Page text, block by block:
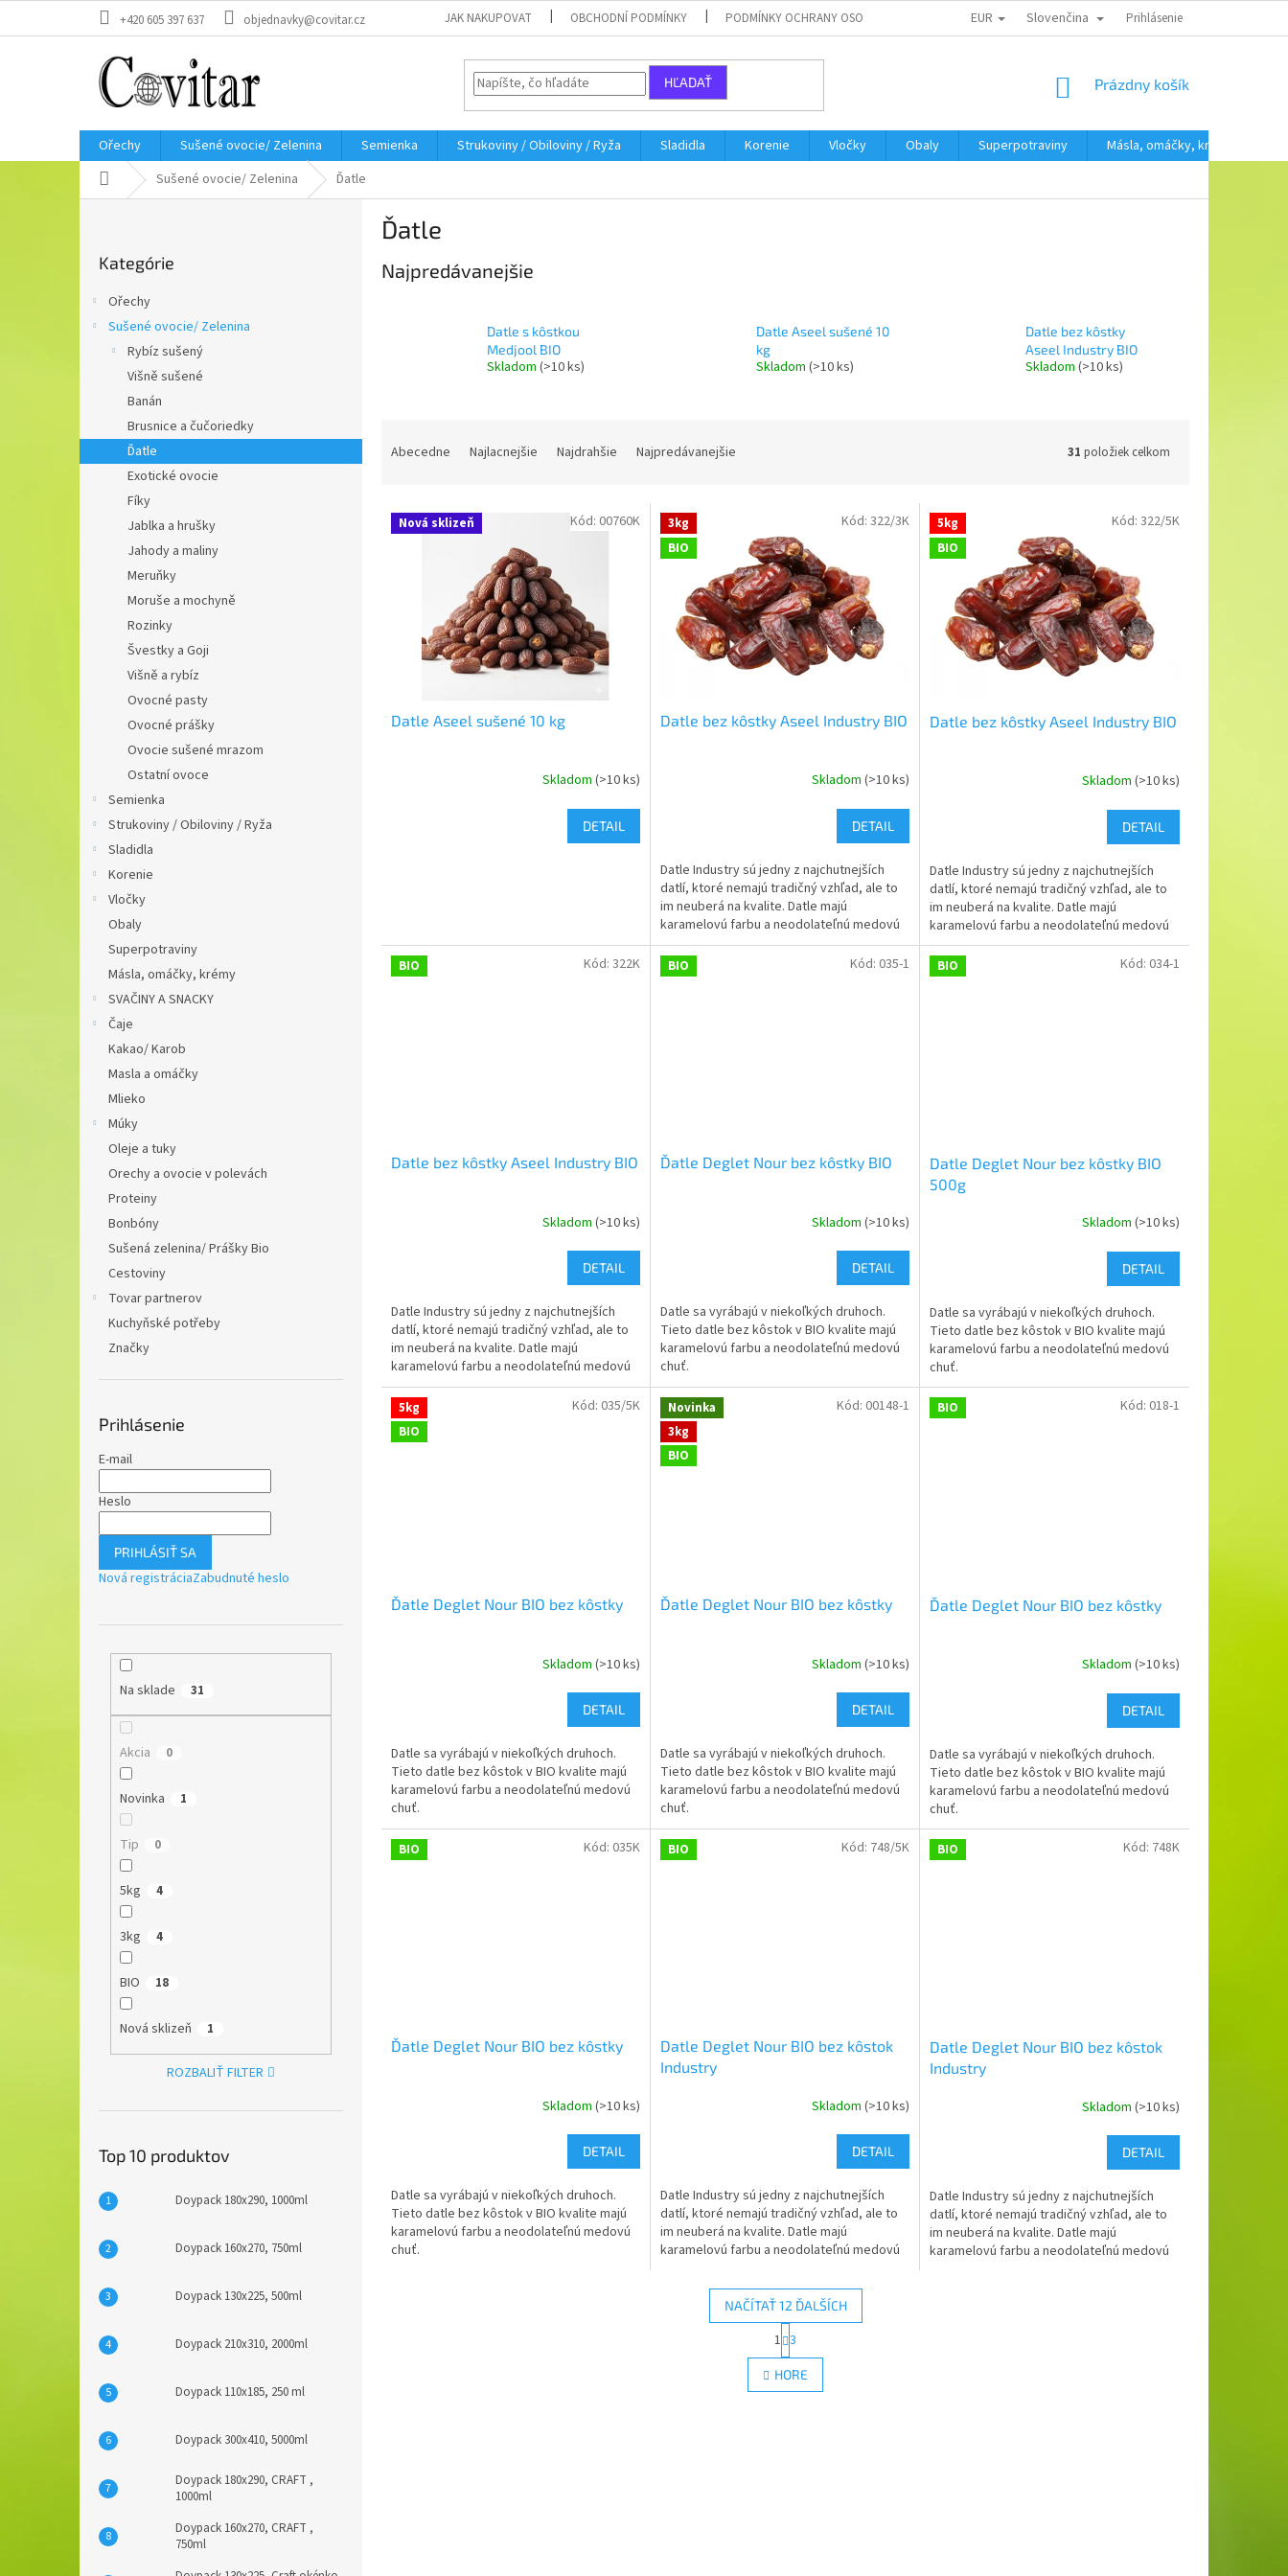
+420 605 397 637 objednavky@covitar.cz JAK NAKUPOVAT OBCHODNÍ PODMÍNKY PODMÍNKY OCHRANY OSOBNÍCH ÚDAJŮ EUR Slovenčina Prihlásenie
HĽADAŤ
NÁKUPNÝ
Prázdny košík
Ořechy Sušené ovocie/ Zelenina Semienka Strukoviny / Obiloviny / Ryža Sladidla Korenie Vločky Obaly Superpotraviny Másla, omáčky, krémy
DomovSušené ovocie/ Zelenina Ďatle
kategórie
Kategórie
Ořechy
Sušené ovocie/ Zelenina
Rybíz sušený
Višně sušené
Banán
Brusnice a čučoriedky
Ďatle
Exotické ovocie
Fíky
Jablka a hrušky
Jahody a maliny
Meruňky
Moruše a mochyně
Rozinky
Švestky a Goji
Višně a rybíz
Ovocné pasty
Ovocné prášky
Ovocie sušené mrazom
Ostatní ovoce
Semienka
Strukoviny / Obiloviny / Ryža
Sladidla
Korenie
Vločky
Obaly
Superpotraviny
Másla, omáčky, krémy
SVAČINY A SNACKY
Čaje
Kakao/ Karob
Masla a omáčky
Mlieko
Múky
Oleje a tuky
Orechy a ovocie v polevách
Proteiny
Bonbóny
Sušená zelenina/ Prášky Bio
Cestoviny
Tovar partnerov
Kuchyňské potřeby
Značky
Prihlásenie
E-mail
Heslo
PRIHLÁSIŤ SA
Nová registráciaZabudnuté heslo
Na sklade 31
Akcia 0
Novinka 1
Tip 0
5kg 4
3kg 4
BIO 18
Nová sklizeň 1
ROZBALIŤ FILTER
Top 10 produktov
Doypack 180x290, 1000ml
Doypack 160x270, 750ml
Doypack 130x225, 500ml
Doypack 210x310, 2000ml
Doypack 110x185, 250 ml
Doypack 300x410, 5000ml
Doypack 180x290, CRAFT ,
1000ml
Doypack 160x270, CRAFT ,
750ml
Ďatle
Najpredávanejšie
Datle s kôstkou
Medjool BIO
Skladom (>10 ks)
Datle Aseel sušené 10
kg
Skladom (>10 ks)
Datle bez kôstky
Aseel Industry BIO
Skladom (>10 ks)
n
Abecedne Najlacnejšie Najdrahšie Najpredávanejšie 31 položiek celkom
V Nová sklizeň
Datle Aseel sušené 10 kg
Skladom (>10 ks)
DETAIL
Kód: 00760K
3kg
BIO
Datle bez kôstky Aseel Industry BIO
Skladom (>10 ks)
DETAIL
Datle Industry sú jedny z najchutnejších
datlí, ktoré nemajú tradičný vzhľad, ale to
im neuberá na kvalite. Datle majú
karamelovú farbu a neodolateľnú medovú
chuť.
Kód: 322/3K
5kg
BIO
Datle bez kôstky Aseel Industry BIO
Skladom (>10 ks)
DETAIL
Datle Industry sú jedny z najchutnejších
datlí, ktoré nemajú tradičný vzhľad, ale to
im neuberá na kvalite. Datle majú
karamelovú farbu a neodolateľnú medovú
chuť.
Kód: 322/5K
BIO
Datle bez kôstky Aseel Industry BIO
Skladom (>10 ks)
DETAIL
Datle Industry sú jedny z najchutnejších
datlí, ktoré nemajú tradičný vzhľad, ale to
im neuberá na kvalite. Datle majú
karamelovú farbu a neodolateľnú medovú
chuť.
Kód: 322K BIO
Ďatle Deglet Nour bez kôstky BIO
Skladom (>10 ks)
DETAIL
Datle sa vyrábajú v niekoľkých druhoch.
Tieto datle bez kôstok v BIO kvalite majú
karamelovú farbu a neodolateľnú medovú
chuť.
Kód: 035-1 BIO
Datle Deglet Nour bez kôstky BIO
500g
Skladom (>10 ks)
DETAIL
Datle sa vyrábajú v niekoľkých druhoch.
Tieto datle bez kôstok v BIO kvalite majú
karamelovú farbu a neodolateľnú medovú
chuť.
Kód: 034-1
5kg
BIO
Ďatle Deglet Nour BIO bez kôstky
Skladom (>10 ks)
DETAIL
Datle sa vyrábajú v niekoľkých druhoch.
Tieto datle bez kôstok v BIO kvalite majú
karamelovú farbu a neodolateľnú medovú
chuť.
Kód: 035/5K
Novinka
3kg
BIO
Ďatle Deglet Nour BIO bez kôstky
Skladom (>10 ks)
DETAIL
Datle sa vyrábajú v niekoľkých druhoch.
Tieto datle bez kôstok v BIO kvalite majú
karamelovú farbu a neodolateľnú medovú
chuť.
Kód: 00148-1 BIO
Ďatle Deglet Nour BIO bez kôstky
Skladom (>10 ks)
DETAIL
Datle sa vyrábajú v niekoľkých druhoch.
Tieto datle bez kôstok v BIO kvalite majú
karamelovú farbu a neodolateľnú medovú
chuť.
Kód: 018-1
BIO
Ďatle Deglet Nour BIO bez kôstky
Skladom (>10 ks)
DETAIL
Datle sa vyrábajú v niekoľkých druhoch.
Tieto datle bez kôstok v BIO kvalite majú
karamelovú farbu a neodolateľnú medovú
chuť.
Kód: 035K BIO
Datle Deglet Nour BIO bez kôstok
Industry
Skladom (>10 ks)
DETAIL
Datle Industry sú jedny z najchutnejších
datlí, ktoré nemajú tradičný vzhľad, ale to
im neuberá na kvalite. Datle majú
karamelovú farbu a neodolateľnú medovú
Kód: 748/5K BIO
Datle Deglet Nour BIO bez kôstok
Industry
Skladom (>10 ks)
DETAIL
Datle Industry sú jedny z najchutnejších
datlí, ktoré nemajú tradičný vzhľad, ale to
im neuberá na kvalite. Datle majú
karamelovú farbu a neodolateľnú medovú
Kód: 748K
O
v
l
NAČÍTAŤ 12 ĎALŠÍCH
t
r
á
n
1 3
HORE